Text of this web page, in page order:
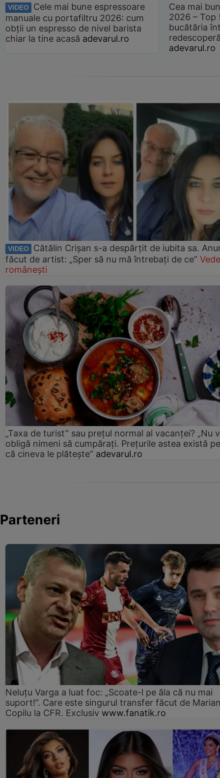
VIDEO
Cele mai bune espressoare
manuale cu portafiltru 2026: cum
obții un espresso de nivel barista
chiar la tine acasă adevarul.ro
Cea mai
2026 –
bucătăria
adevarul.ro
VIDEO
Cătălin Crișan s-a despărțit de iubita sa.
făcut de artist: „Sper să nu mă întrebați de ce”
românești
„Taxa de turist” sau prețul normal al vacanței? „Nu
obligă nimeni să cumpărați. Prețurile astea există
că cineva le plătește” adevarul.ro
Parteneri
Neluțu Varga a luat foc: „Scoate-l pe ăla că nu mai
suport!”. Care este singurul transfer făcut de
Copilu la CFR. Exclusiv www.fanatik.ro